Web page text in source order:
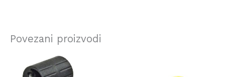
Povezani proizvodi